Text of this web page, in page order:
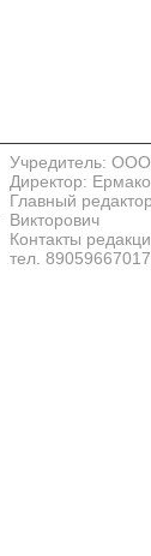
Учредитель:
Директор:
Главный
Викторович
Контакты
тел. 89059667017